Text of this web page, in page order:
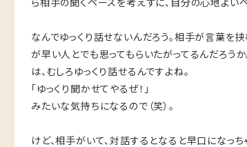
ら相手の聞くペースを考えずに、自分の心地よい
なんでゆっくり話せないんだろう。相手が言葉を
が早い人とでも思ってもらいたがってるんだろう
は、むしろゆっくり話せるんですよね。
「ゆっくり聞かせてやるぜ！」
みたいな気持ちになるので（笑）。
けど、相手がいて、対話するとなると早口になっ